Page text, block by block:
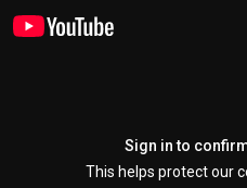
Sign in to
This helps protect our